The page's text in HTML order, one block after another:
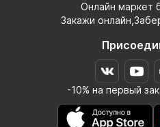
Онлайн маркет
Закажи
-10% на первый